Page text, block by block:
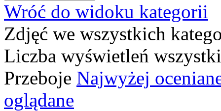
Wróć do widoku kategorii
Zdjęć we wszystkich
Liczba wyświetleń
Przeboje Najwyżej
oglądane